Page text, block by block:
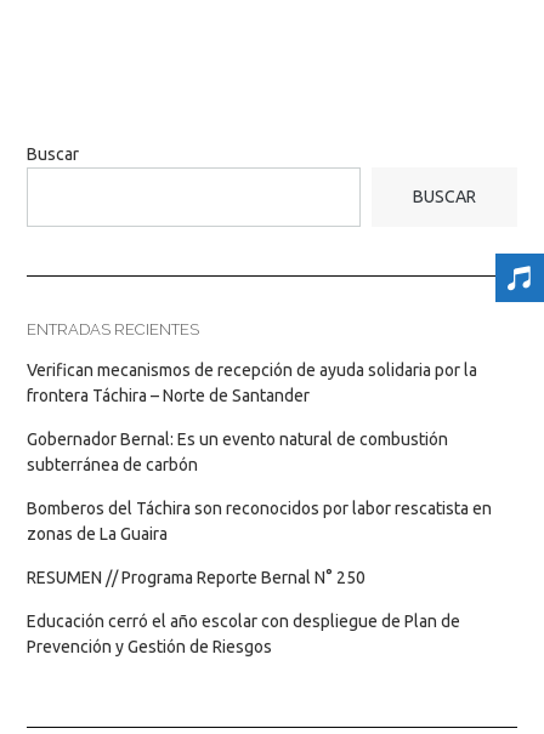
Buscar
BUSCAR
ENTRADAS RECIENTES
Verifican mecanismos de recepción de ayuda solidaria por la
frontera Táchira – Norte de Santander
Gobernador Bernal: Es un evento natural de combustión
subterránea de carbón
Bomberos del Táchira son reconocidos por labor rescatista en
zonas de La Guaira
RESUMEN // Programa Reporte Bernal N° 250
Educación cerró el año escolar con despliegue de Plan de
Prevención y Gestión de Riesgos